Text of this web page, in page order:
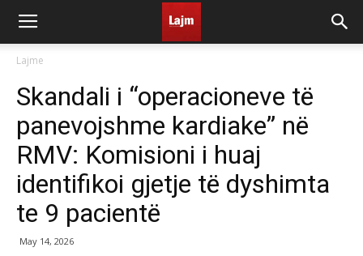
Lajme
Skandali i “operacioneve të
panevojshme kardiake” në
RMV: Komisioni i huaj
identifikoi gjetje të dyshimta
te 9 pacientë
May 14, 2026